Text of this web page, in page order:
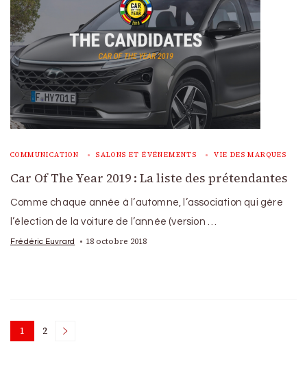
COMMUNICATION SALONS ET ÉVÉNEMENTS VIE DES MARQUES
Car Of The Year 2019 : La liste des prétendantes
Comme chaque année à l’automne, l’association qui gère
l’élection de la voiture de l’année (version …
Frédéric Euvrard 18 octobre 2018
Posts
Page
1 Page
2